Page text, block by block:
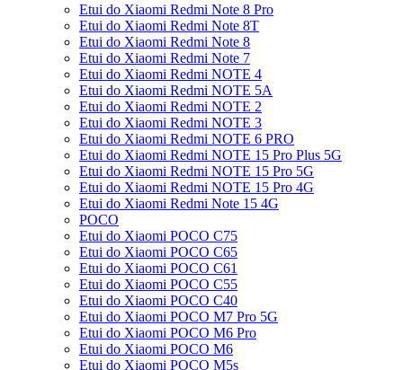
Etui do Xiaomi Redmi Note 8 Pro
Etui do Xiaomi Redmi Note 8T
Etui do Xiaomi Redmi Note 8
Etui do Xiaomi Redmi Note 7
Etui do Xiaomi Redmi NOTE 4
Etui do Xiaomi Redmi NOTE 5A
Etui do Xiaomi Redmi NOTE 2
Etui do Xiaomi Redmi NOTE 3
Etui do Xiaomi Redmi NOTE 6 PRO
Etui do Xiaomi Redmi NOTE 15 Pro Plus 5G
Etui do Xiaomi Redmi NOTE 15 Pro 5G
Etui do Xiaomi Redmi NOTE 15 Pro 4G
Etui do Xiaomi Redmi Note 15 4G
POCO
Etui do Xiaomi POCO C75
Etui do Xiaomi POCO C65
Etui do Xiaomi POCO C61
Etui do Xiaomi POCO C55
Etui do Xiaomi POCO C40
Etui do Xiaomi POCO M7 Pro 5G
Etui do Xiaomi POCO M6 Pro
Etui do Xiaomi POCO M6
Etui do Xiaomi POCO M5s